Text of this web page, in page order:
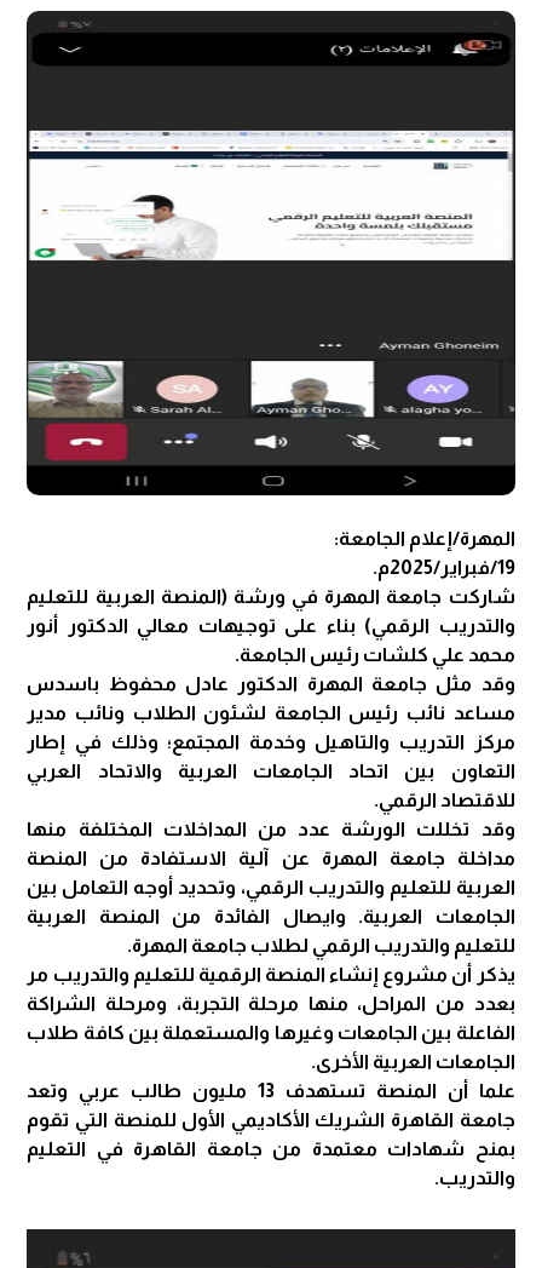
المهرة/إعلام الجامعة:
19/فبراير/2025م.
شاركت جامعة المهرة في ورشة (المنصة العربية للتعليم
والتدريب الرقمي) بناء على توجيهات معالي الدكتور أنور
محمد علي كلشات رئيس الجامعة.
وقد مثل جامعة المهرة الدكتور عادل محفوظ باسدس
مساعد نائب رئيس الجامعة لشئون الطلاب ونائب مدير
مركز التدريب والتاهيل وخدمة المجتمع؛ وذلك في إطار
التعاون بين اتحاد الجامعات العربية والاتحاد العربي
للاقتصاد الرقمي.
وقد تخللت الورشة عدد من المداخلات المختلفة منها
مداخلة جامعة المهرة عن آلية الاستفادة من المنصة
العربية للتعليم والتدريب الرقمي، وتحديد أوجه التعامل بين
الجامعات العربية. وايصال الفائدة من المنصة العربية
للتعليم والتدريب الرقمي لطلاب جامعة المهرة.
يذكر أن مشروع إنشاء المنصة الرقمية للتعليم والتدريب مر
بعدد من المراحل، منها مرحلة التجربة، ومرحلة الشراكة
الفاعلة بين الجامعات وغيرها والمستعملة بين كافة طلاب
الجامعات العربية الأخرى.
علما أن المنصة تستهدف 13 مليون طالب عربي وتعد
جامعة القاهرة الشريك الأكاديمي الأول للمنصة التي تقوم
بمنح شهادات معتمدة من جامعة القاهرة في التعليم
والتدريب.